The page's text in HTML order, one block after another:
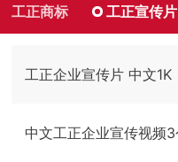
工正商标 工正宣传片
工正企业宣传片 中文1K